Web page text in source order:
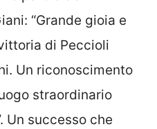
“Grande gioia e
di Peccioli
Un riconoscimento
straordinario
Un successo che